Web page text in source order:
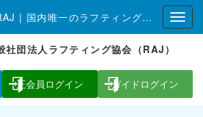
ラフティング協会 RAJ | 国内唯一のラフティング全国組織
団法人ラフティング協会（RAJ）
正会員ログイン ガイドログイン